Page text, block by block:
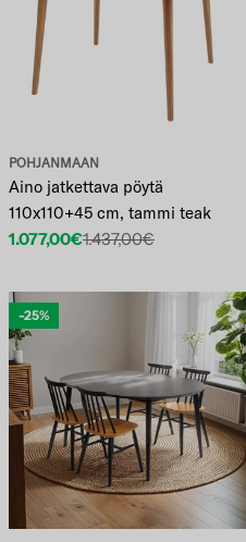
POHJANMAAN
Aino jatkettava pöytä
110x110+45 cm, tammi teak
Etuhinta
1.077,00€
Normaalihinta1.437,00€
-25%